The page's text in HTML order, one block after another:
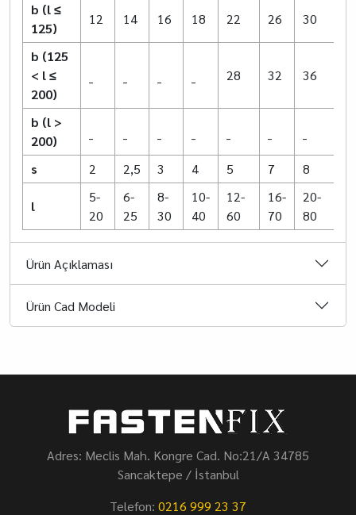
b (l ≤
125)
12 14 16 18 22 26 30
b (125
< l≤
200)
28 32 36
b (l >
200)
s 2 2,5 3 4 5 7 8
l
5-
20
6-
25
8-
30
10-
40
12-
60
16-
70
20-
80
Ürün Açıklaması
Ürün Cad Modeli
Adres: Meclis Mah. Kongre Cad. No:21/A 34785
Sancaktepe / İstanbul
Telefon: 0216 999 23 37